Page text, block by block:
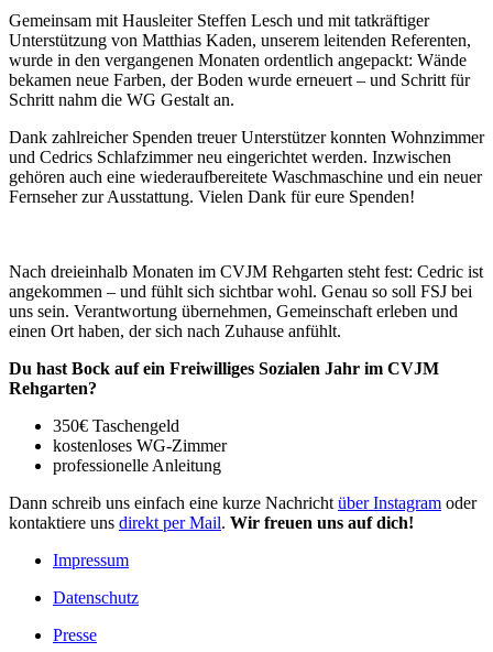
Gemeinsam mit Hausleiter Steffen Lesch und mit tatkräftiger
Unterstützung von Matthias Kaden, unserem leitenden Referenten,
wurde in den vergangenen Monaten ordentlich angepackt: Wände
bekamen neue Farben, der Boden wurde erneuert – und Schritt für
Schritt nahm die WG Gestalt an.
Dank zahlreicher Spenden treuer Unterstützer konnten Wohnzimmer
und Cedrics Schlafzimmer neu eingerichtet werden. Inzwischen
gehören auch eine wiederaufbereitete Waschmaschine und ein neuer
Fernseher zur Ausstattung. Vielen Dank für eure Spenden!
Nach dreieinhalb Monaten im CVJM Rehgarten steht fest: Cedric ist
angekommen – und fühlt sich sichtbar wohl. Genau so soll FSJ bei
uns sein. Verantwortung übernehmen, Gemeinschaft erleben und
einen Ort haben, der sich nach Zuhause anfühlt.
Du hast Bock auf ein Freiwilliges Sozialen Jahr im CVJM
Rehgarten?
350€ Taschengeld
kostenloses WG-Zimmer
professionelle Anleitung
Dann schreib uns einfach eine kurze Nachricht über Instagram oder
kontaktiere uns direkt per Mail. Wir freuen uns auf dich!
Impressum
Datenschutz
Presse